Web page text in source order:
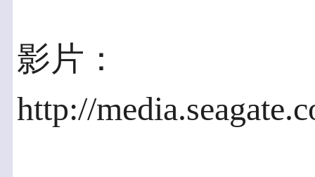
影片：
http://